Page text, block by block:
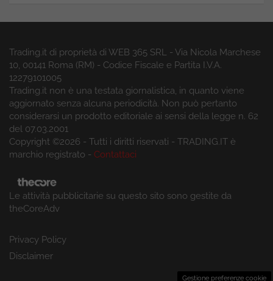
Trading.it di proprietà di WEB 365 SRL - Via Nicola Marchese
10, 00141 Roma (RM) - Codice Fiscale e Partita I.V.A.
12279101005
Trading.it non è una testata giornalistica, in quanto viene
aggiornato senza alcuna periodicità. Non può pertanto
considerarsi un prodotto editoriale ai sensi della legge n. 62
del 07.03.2001
Copyright ©2026 - Tutti i diritti riservati - TRADING.IT è
marchio registrato - Contattaci
Le attività pubblicitarie su questo sito sono gestite da
theCoreAdv
Privacy Policy
Disclaimer
Gestione preferenze cookie